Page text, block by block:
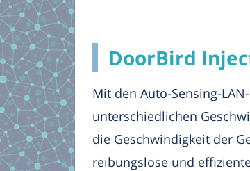
DoorBird
Mit den Auto-Sensing-
unterschiedlichen
die Geschwindigkeit der
reibungslose und